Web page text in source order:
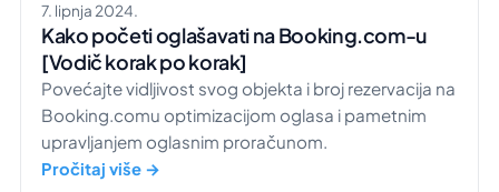
7. lipnja 2024.
Kako početi oglašavati na Booking.com-u
[Vodič korak po korak]
Povećajte vidljivost svog objekta i broj rezervacija na
Booking.comu optimizacijom oglasa i pametnim
upravljanjem oglasnim proračunom.
Pročitaj više →